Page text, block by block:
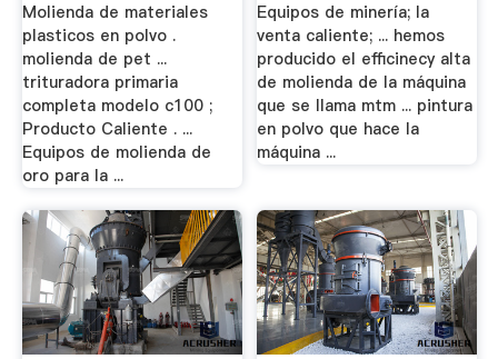
Molienda de materiales
plasticos en polvo .
molienda de pet ...
trituradora primaria
completa modelo c100 ;
Producto Caliente . ...
Equipos de molienda de
oro para la ...
Equipos de minería; la
venta caliente; ... hemos
producido el efficinecy alta
de molienda de la máquina
que se llama mtm ... pintura
en polvo que hace la
máquina ...